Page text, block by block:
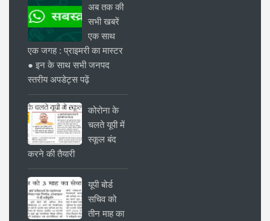
अब तक की
सभी खबरें
एक साथ
एक जगह : प्राइमरी का मास्टर
● इन के साथ सभी जनपद
स्तरीय अपडेट्स पढ़ें
कोरोना के
चलते यूपी में
स्कूल बंद
करने की तैयारी
यूपी बोर्ड
सचिव को
तीन माह का